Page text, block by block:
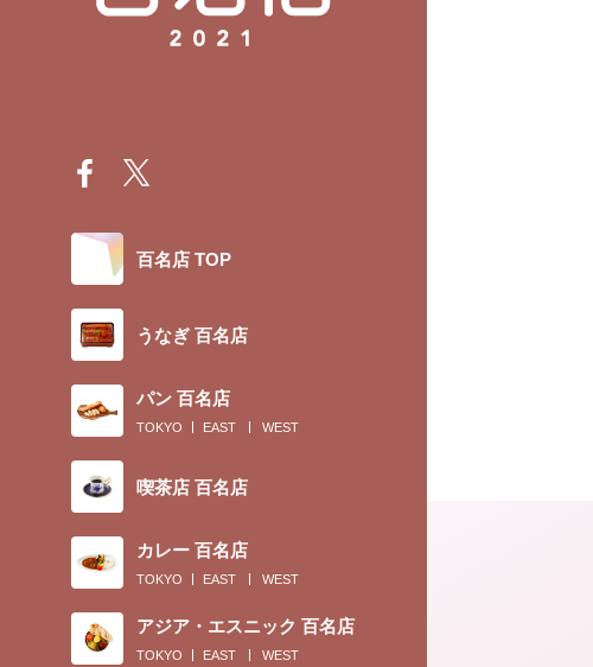
百名店 TOP
うなぎ 百名店
パン 百名店
TOKYO EAST WEST
喫茶店 百名店
カレー 百名店
TOKYO EAST WEST
アジア・エスニック 百名店
TOKYO EAST WEST